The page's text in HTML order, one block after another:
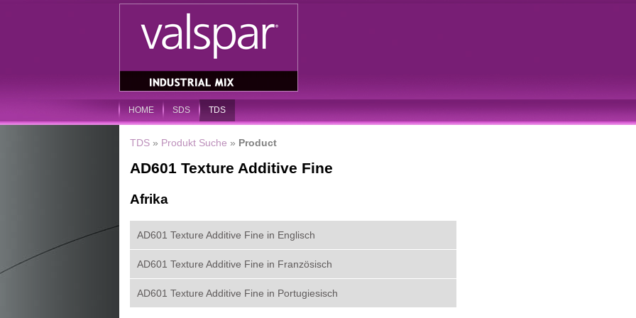
HOME SDS TDS
TDS » Produkt Suche » Product
AD601 Texture Additive Fine
Afrika
AD601 Texture Additive Fine in Englisch
AD601 Texture Additive Fine in Französisch
AD601 Texture Additive Fine in Portugiesisch